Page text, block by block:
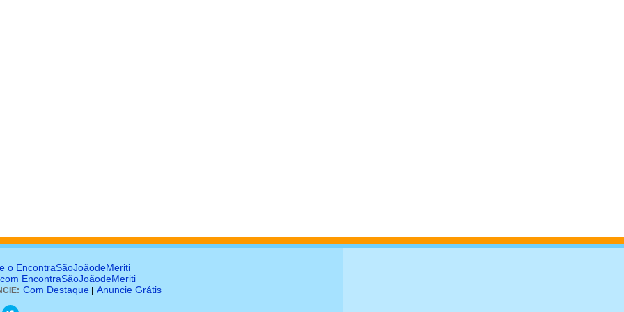
o EncontraSãoJoãodeMeriti
EncontraSãoJoãodeMeriti
Com Destaque Anuncie Grátis